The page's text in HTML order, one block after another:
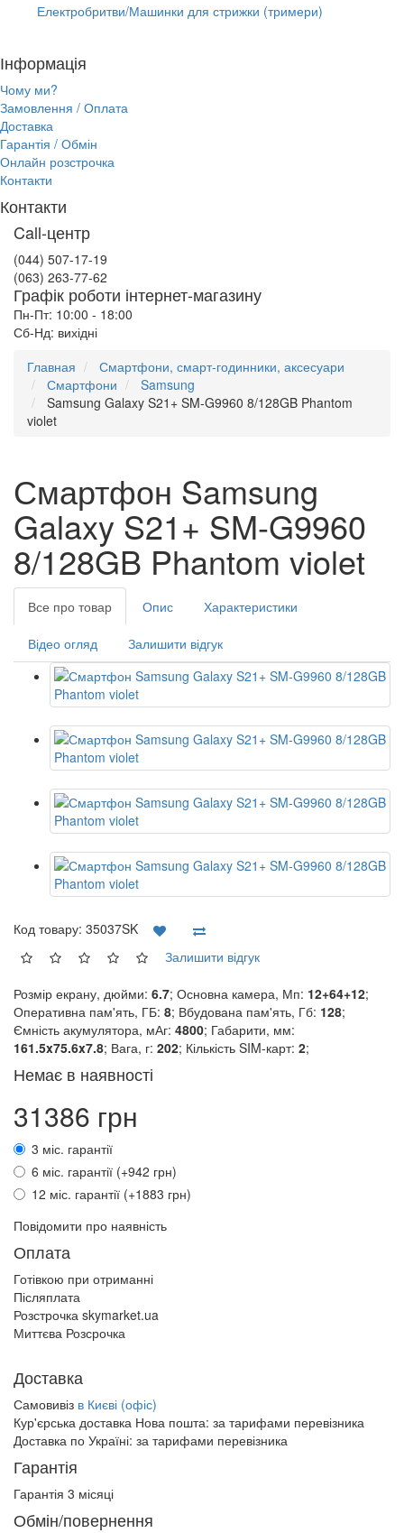
Електробритви/Машинки для стрижки (тримери)
Інформація
Чому ми?
Замовлення / Оплата
Доставка
Гарантія / Обмін
Онлайн розстрочка
Контакти
Контакти
Call-центр
(044) 507-17-19
(063) 263-77-62
Графік роботи інтернет-магазину
Пн-Пт: 10:00 - 18:00
Сб-Нд: вихідні
Главная
Смартфони, смарт-годинники, аксесуари
Смартфони
Samsung
Samsung Galaxy S21+ SM-G9960 8/128GB Phantom
violet
Смартфон Samsung
Galaxy S21+ SM-G9960
8/128GB Phantom violet
Все про товар Опис Характеристики
Відео огляд Залишити відгук
Код товару: 35037SK
Залишити відгук
Розмір екрану, дюйми: 6.7; Основна камера, Мп: 12+64+12;
Оперативна пам'ять, ГБ: 8; Вбудована пам'ять, Гб: 128;
Ємність акумулятора, мАг: 4800; Габарити, мм:
161.5x75.6x7.8; Вага, г: 202; Кількість SIM-карт: 2;
Немає в наявності
31386 грн
3 міс. гарантії
6 міс. гарантії (+942 грн)
12 міс. гарантії (+1883 грн)
Повідомити про наявність
Оплата
Готівкою при отриманні
Післяплата
Розстрочка skymarket.ua
Миттєва Розсрочка
Доставка
Самовивіз в Києві (офіс)
Кур'єрська доставка Нова пошта: за тарифами перевізника
Доставка по Україні: за тарифами перевізника
Гарантія
Гарантія 3 місяці
Обмін/повернення